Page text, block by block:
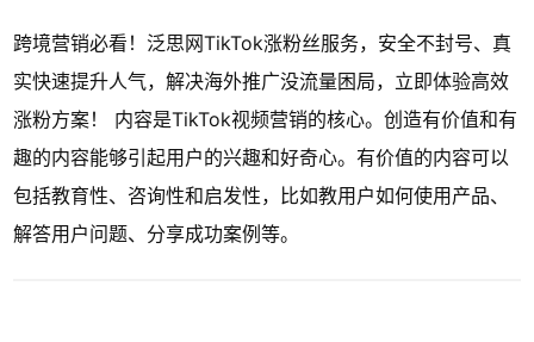
跨境营销必看！泛思网TikTok涨粉丝服务，安全不封号、真
实快速提升人气，解决海外推广没流量困局，立即体验高效
涨粉方案！ 内容是TikTok视频营销的核心。创造有价值和有
趣的内容能够引起用户的兴趣和好奇心。有价值的内容可以
包括教育性、咨询性和启发性，比如教用户如何使用产品、
解答用户问题、分享成功案例等。